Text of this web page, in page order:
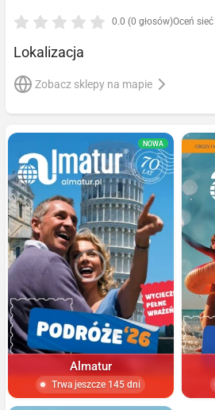
0.0 (0 głosów)Oceń sieć
Lokalizacja
Zobacz sklepy na mapie
NOWA
Almatur
Trwa jeszcze 145 dni